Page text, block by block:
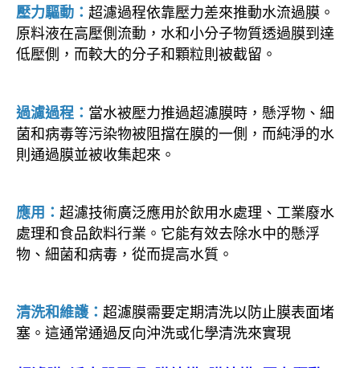
壓力驅動： 超濾過程依靠壓力差來推動水流過膜。
原料液在高壓側流動，水和小分子物質透過膜到達
低壓側，而較大的分子和顆粒則被截留。
過濾過程： 當水被壓力推過超濾膜時，懸浮物、細
菌和病毒等污染物被阻擋在膜的一側，而純淨的水
則通過膜並被收集起來。
應用： 超濾技術廣泛應用於飲用水處理、工業廢水
處理和食品飲料行業。它能有效去除水中的懸浮
物、細菌和病毒，從而提高水質。
清洗和維護： 超濾膜需要定期清洗以防止膜表面堵
塞。這通常通過反向沖洗或化學清洗來實現